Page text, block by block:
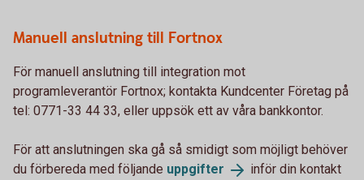
Manuell anslutning till Fortnox
För manuell anslutning till integration mot
programleverantör Fortnox; kontakta Kundcenter Företag på
tel: 0771-33 44 33, eller uppsök ett av våra bankkontor.
För att anslutningen ska gå så smidigt som möjligt behöver
du förbereda med följande uppgifter
inför din kontakt